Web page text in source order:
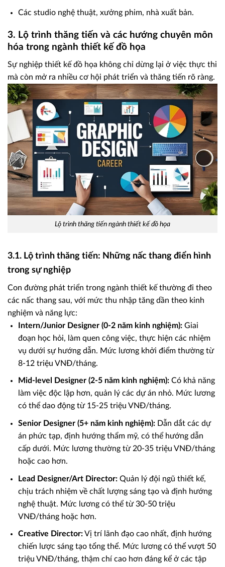
Các studio nghệ thuật, xưởng phim, nhà xuất bản.
3. Lộ trình thăng tiến và các hướng chuyên môn
hóa trong ngành thiết kế đồ họa
Sự nghiệp thiết kế đồ họa không chỉ dừng lại ở việc thực thi
mà còn mở ra nhiều cơ hội phát triển và thăng tiến rõ ràng.
Lộ trình thăng tiến ngành thiết kế đồ họa
3.1. Lộ trình thăng tiến: Những nấc thang điển hình
trong sự nghiệp
Con đường phát triển trong ngành thiết kế thường đi theo
các nấc thang sau, với mức thu nhập tăng dần theo kinh
nghiệm và năng lực:
Intern/Junior Designer (0-2 năm kinh nghiệm):Giai
đoạn học hỏi, làm quen công việc, thực hiện các nhiệm
vụ dưới sự hướng dẫn. Mức lương khởi điểm thường từ
8-12 triệu VNĐ/tháng.
Mid-level Designer (2-5 năm kinh nghiệm):Có khả năng
làm việc độc lập hơn, quản lý các dự án nhỏ. Mức lương
có thể dao động từ 15-25 triệu VNĐ/tháng.
Senior Designer (5+ năm kinh nghiệm):Dẫn dắt các dự
án phức tạp, định hướng thẩm mỹ, có thể hướng dẫn
cấp dưới. Mức lương thường từ 20-35 triệu VNĐ/tháng
hoặc cao hơn.
Lead Designer/Art Director:Quản lý đội ngũ thiết kế,
chịu trách nhiệm về chất lượng sáng tạo và định hướng
nghệ thuật. Mức lương có thể từ 30-50 triệu
VNĐ/tháng hoặc hơn.
Creative Director:Vị trí lãnh đạo cao nhất, định hướng
chiến lược sáng tạo tổng thể. Mức lương có thể vượt 50
triệu VNĐ/tháng, thậm chí cao hơn đáng kể ở các tập